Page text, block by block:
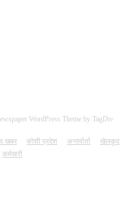
WordPress Theme by TagDiv
खबर कोशी प्रदेश अन्तर्वार्ता खेलकुद
कर्मचारी